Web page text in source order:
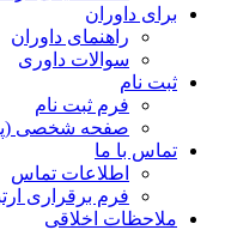
برای داوران
راهنمای داوران
سوالات داوری
ثبت نام
فرم ثبت نام
صفحه شخصی (پانل
تماس با ما
اطلاعات تماس
فرم برقراری ارتباط
ملاحظات اخلاقی